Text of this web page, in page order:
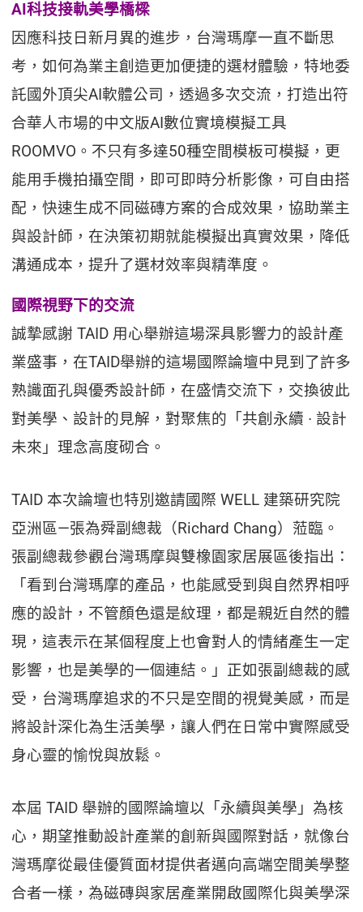
AI科技接軌美學橋樑
因應科技日新月異的進步，台灣瑪摩一直不斷思
考，如何為業主創造更加便捷的選材體驗，特地委
託國外頂尖AI軟體公司，透過多次交流，打造出符
合華人市場的中文版AI數位實境模擬工具
ROOMVO。不只有多達50種空間模板可模擬，更
能用手機拍攝空間，即可即時分析影像，可自由搭
配，快速生成不同磁磚方案的合成效果，協助業主
與設計師，在決策初期就能模擬出真實效果，降低
溝通成本，提升了選材效率與精準度。
國際視野下的交流
誠摯感謝 TAID 用心舉辦這場深具影響力的設計產
業盛事，在TAID舉辦的這場國際論壇中見到了許多
熟識面孔與優秀設計師，在盛情交流下，交換彼此
對美學、設計的見解，對聚焦的「共創永續 ∙ 設計
未來」理念高度砌合。
TAID 本次論壇也特別邀請國際 WELL 建築研究院
亞洲區—張為舜副總裁（Richard Chang）蒞臨。
張副總裁參觀台灣瑪摩與雙橡園家居展區後指出：
「看到台灣瑪摩的產品，也能感受到與自然界相呼
應的設計，不管顏色還是紋理，都是親近自然的體
現，這表示在某個程度上也會對人的情緒產生一定
影響，也是美學的一個連結。」正如張副總裁的感
受，台灣瑪摩追求的不只是空間的視覺美感，而是
將設計深化為生活美學，讓人們在日常中實際感受
身心靈的愉悅與放鬆。
本屆 TAID 舉辦的國際論壇以「永續與美學」為核
心，期望推動設計產業的創新與國際對話，就像台
灣瑪摩從最佳優質面材提供者邁向高端空間美學整
合者一樣，為磁磚與家居產業開啟國際化與美學深